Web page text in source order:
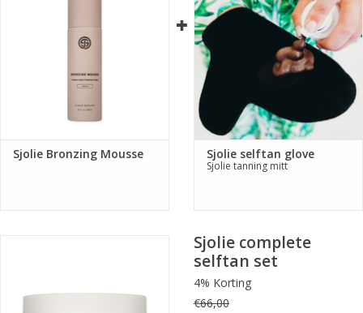
kleur bouwt zich geleidelijk op met eenmedium glow
streeploos resultaat met een c
osmetische bronzer
medium glow ontwikkelt zich b
innen 8 uur
hydraterende en zijdezachte
huidverzorgende
eigenschappen
geschikt voor gebruik gehele lichaam of hoofd en
Deze zelfbruiner in mousse dispenser bevat kwaliteit die je
gewend bent van de Sjolie producten, 100% vegan, vrij van
Sjolie Bronzing Mousse Sjolie selftan glove
Sjolie tanning mitt
Sjolie complete
selftan set
4% Korting
€66,00